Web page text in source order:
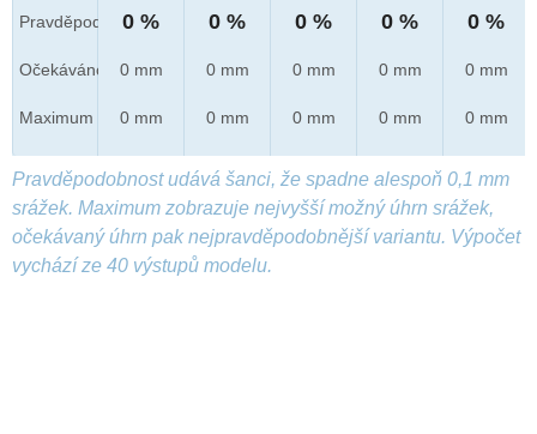
Pravděpod.
Očekáváno
Maximum
0 %
0 mm
0 mm
0 %
0 mm
0 mm
0 %
0 mm
0 mm
0 %
0 mm
0 mm
0 %
0 mm
0 mm
Pravděpodobnost udává šanci, že spadne alespoň 0,1 mm
srážek. Maximum zobrazuje nejvyšší možný úhrn srážek,
očekávaný úhrn pak nejpravděpodobnější variantu. Výpočet
vychází ze 40 výstupů modelu.